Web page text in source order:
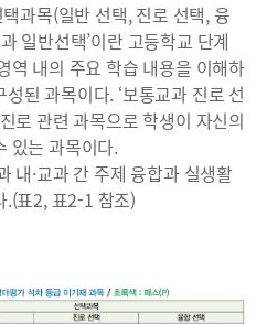
택과목(일반 선택, 진로 선택, 융
일반선택’이란 고등학교 단계
역 내의 주요 학습 내용을 이해하
된 과목이다. ‘보통교과 진로 선
로 관련 과목으로 학생이 자신의
있는 과목이다.
내·교과 간 주제 융합과 실생활
.(표2, 표2-1 참조)